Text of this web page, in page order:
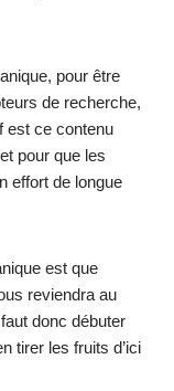
pour être
de recherche,
est ce contenu
pour que les
effort de longue
est que
reviendra au
donc débuter
tirer les fruits d’ici